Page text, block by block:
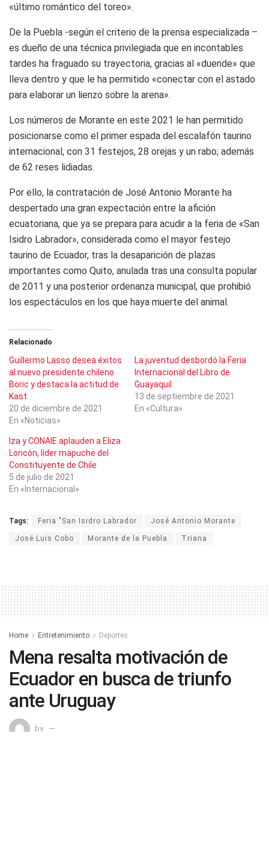
«último romántico del toreo».
De la Puebla -según el criterio de la prensa especializada –
es dueño de una técnica privilegiada que en incontables
tardes ha fraguado su trayectoria, gracias al «duende» que
lleva dentro y que le ha permitido «conectar con el astado
para elaborar un lienzo sobre la arena».
Los números de Morante en este 2021 le han permitido
posicionarse como el primer espada del escalafón taurino
internacional, con 31 festejos, 28 orejas y un rabo; además
de 62 reses lidiadas.
Por ello, la contratación de José Antonio Morante ha
despertado una gran expectación entre la afición
ecuatoriana, que ya se prepara para acudir a la feria de «San
Isidro Labrador», considerada como el mayor festejo
taurino de Ecuador, tras la desaparición de plazas
importantes como Quito, anulada tras una consulta popular
de 2011 y una posterior ordenanza municipal, que prohibió
los espectáculos en los que haya muerte del animal.
Relacionado
Guillermo Lasso desea éxitos
al nuevo presidente chileno
Boric y destaca la actitud de
Kast
20 de diciembre de 2021
En «Noticias»
La juventud desbordó la Feria
Internacional del Libro de
Guayaquil
13 de septiembre de 2021
En «Cultura»
Iza y CONAIE aplauden a Eliza
Loncón, líder mapuche del
Constituyente de Chile
5 de julio de 2021
En «Internacional»
Tags: Feria "San Isidro Labrador José Antonio Morante
José Luis Cobo Morante de la Puebla Triana
Home Entretenimiento Deportes
Mena resalta motivación de
Ecuador en busca de triunfo
ante Uruguay
by